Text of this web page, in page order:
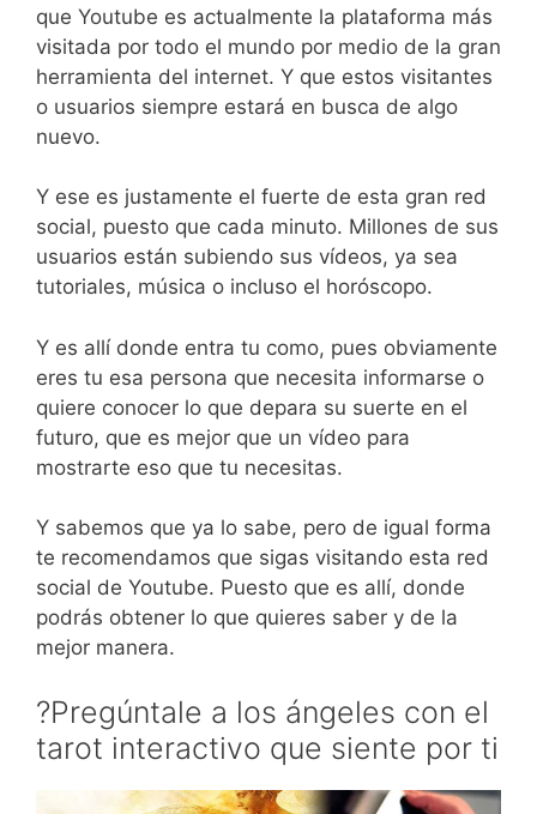
que Youtube es actualmente la plataforma más
visitada por todo el mundo por medio de la gran
herramienta del internet. Y que estos visitantes
o usuarios siempre estará en busca de algo
nuevo.
Y ese es justamente el fuerte de esta gran red
social, puesto que cada minuto. Millones de sus
usuarios están subiendo sus vídeos, ya sea
tutoriales, música o incluso el horóscopo.
Y es allí donde entra tu como, pues obviamente
eres tu esa persona que necesita informarse o
quiere conocer lo que depara su suerte en el
futuro, que es mejor que un vídeo para
mostrarte eso que tu necesitas.
Y sabemos que ya lo sabe, pero de igual forma
te recomendamos que sigas visitando esta red
social de Youtube. Puesto que es allí, donde
podrás obtener lo que quieres saber y de la
mejor manera.
?Pregúntale a los ángeles con el
tarot interactivo que siente por ti